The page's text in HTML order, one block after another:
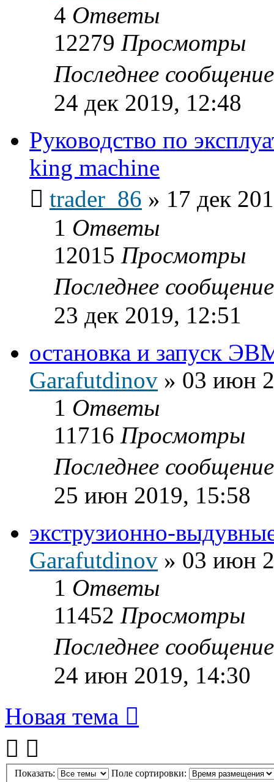
4 Ответы
12279 Просмотры
Последнее
24 дек 2019, 12:48
Руководство по
king machine
trader_86 » 17 дек
1 Ответы
12015 Просмотры
Последнее
23 дек 2019, 12:51
остановка и запуск
Garafutdinov » 03 июн
1 Ответы
11716 Просмотры
Последнее
25 июн 2019, 15:58
экструзионно-
Garafutdinov » 03 июн
1 Ответы
11452 Просмотры
Последнее
24 июн 2019, 14:30
Новая тема
Показать: Поле сортировки: